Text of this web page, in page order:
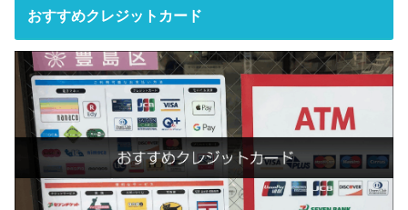
おすすめクレジットカード